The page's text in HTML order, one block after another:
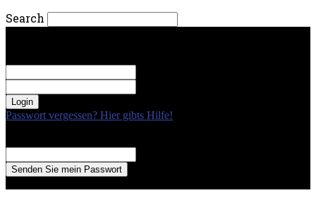
Search
Passwort vergessen? Hier gibts Hilfe!